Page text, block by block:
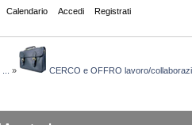
Calendario Accedi Registrati
» CERCO e OFFRO lavoro/